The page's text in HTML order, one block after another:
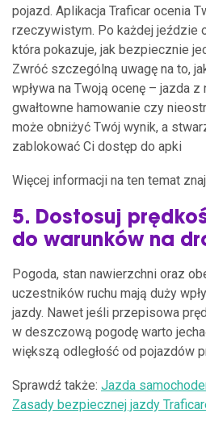
pojazd. Aplikacja Traficar ocenia
rzeczywistym. Po każdej jeździe
która pokazuje, jak bezpiecznie
Zwróć szczególną uwagę na to,
wpływa na Twoją ocenę – jazda
gwałtowne hamowanie czy
może obniżyć Twój wynik, a
zablokować Ci dostęp do apki
Więcej informacji na ten temat
5. Dostosuj
do warunków na
Pogoda, stan nawierzchni oraz
uczestników ruchu mają duży
jazdy. Nawet jeśli przepisowa
w deszczową pogodę warto
większą odległość od pojazdów
Sprawdź także: Jazda
Zasady bezpiecznej jazdy